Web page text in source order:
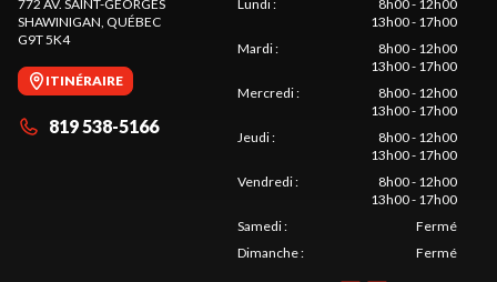
772 AV. SAINT-GEORGES
SHAWINIGAN , QUÉBEC
G9T 5K4
ITINÉRAIRE
819 538-5166
Lundi:
8h00 - 12h00
13h00 - 17h00
Mardi:
8h00 - 12h00
13h00 - 17h00
Mercredi:
8h00 - 12h00
13h00 - 17h00
Jeudi:
8h00 - 12h00
13h00 - 17h00
Vendredi:
8h00 - 12h00
13h00 - 17h00
Samedi:
Fermé
Dimanche: Fermé